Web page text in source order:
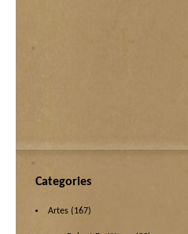
Categories
Artes (167)